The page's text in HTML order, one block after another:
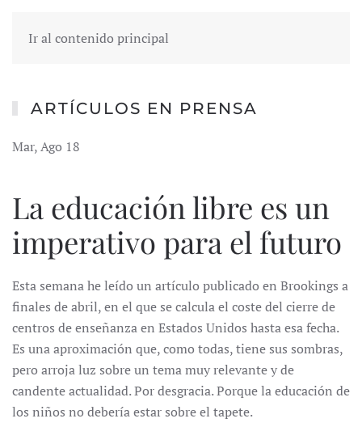
Ir al contenido principal
ARTÍCULOS EN PRENSA
Mar, Ago 18
La educación libre es un
imperativo para el futuro
Esta semana he leído un artículo publicado en Brookings a
finales de abril, en el que se calcula el coste del cierre de
centros de enseñanza en Estados Unidos hasta esa fecha.
Es una aproximación que, como todas, tiene sus sombras,
pero arroja luz sobre un tema muy relevante y de
candente actualidad. Por desgracia. Porque la educación de
los niños no debería estar sobre el tapete.